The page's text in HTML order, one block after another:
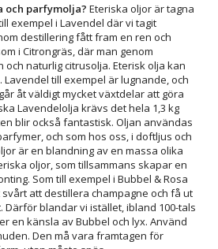
och parfymolja? Eteriska oljor är tagna
exempel i Lavendel där vi tagit
destillering fått fram en ren och
i Citrongräs, där man genom
naturlig citrusolja. Eterisk olja kan
till exempel är lugnande, och
åt väldigt mycket växtdelar att göra
Lavendelolja krävs det hela 1,3 kg
blir också fantastisk. Oljan användas
och som hos oss, i doftljus och
är en blandning av en massa olika
oljor, som tillsammans skapar en
Som till exempel i Bubbel & Rosa
att destillera champagne och få ut
blandar vi istället, ibland 100-tals
en känsla av Bubbel och lyx. Använd
Den må vara framtagen för